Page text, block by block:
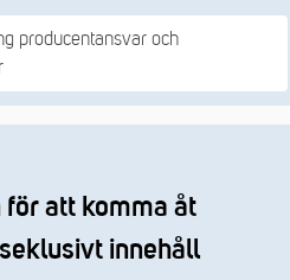
producentansvar och
för att komma åt
innehåll